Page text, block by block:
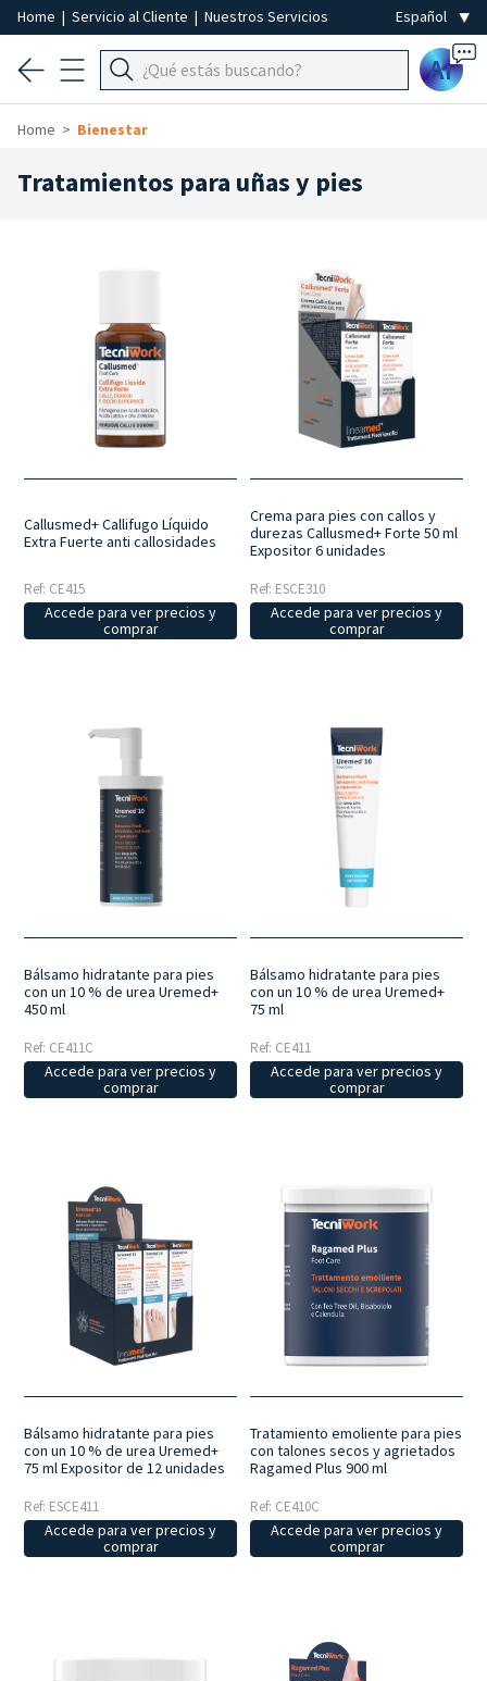
Home | Servicio al Cliente | Nuestros Servicios
Ai
Home Bienestar
Tratamientos para uñas y pies
Callusmed+ Callifugo Líquido
Extra Fuerte anti callosidades
Ref: CE415
Accede para ver precios y
comprar
Crema para pies con callos y
durezas Callusmed+ Forte 50 ml
Expositor 6 unidades
Ref: ESCE310
Accede para ver precios y
comprar
Bálsamo hidratante para pies
con un 10 % de urea Uremed+
450 ml
Ref: CE411C
Accede para ver precios y
comprar
Bálsamo hidratante para pies
con un 10 % de urea Uremed+
75 ml
Ref: CE411
Accede para ver precios y
comprar
Bálsamo hidratante para pies
con un 10 % de urea Uremed+
75 ml Expositor de 12 unidades
Ref: ESCE411
Accede para ver precios y
comprar
Tratamiento emoliente para pies
con talones secos y agrietados
Ragamed Plus 900 ml
Ref: CE410C
Accede para ver precios y
comprar